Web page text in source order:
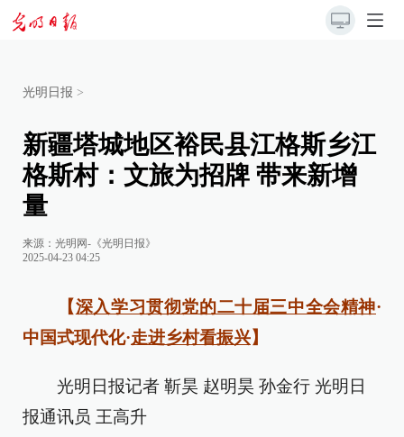
光明日报 >
新疆塔城地区裕民县江格斯乡江
格斯村：文旅为招牌 带来新增
量
来源： 光明网-《光明日报》
2025-04-23 04:25
【深入学习贯彻党的二十届三中全会精神·
中国式现代化·走进乡村看振兴】
光明日报记者 靳昊 赵明昊 孙金行 光明日
报通讯员 王高升